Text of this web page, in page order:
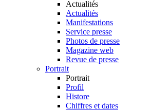
Actualités
Actualités
Manifestations
Service presse
Photos de presse
Magazine web
Revue de presse
Portrait
Portrait
Profil
Histore
Chiffres et dates